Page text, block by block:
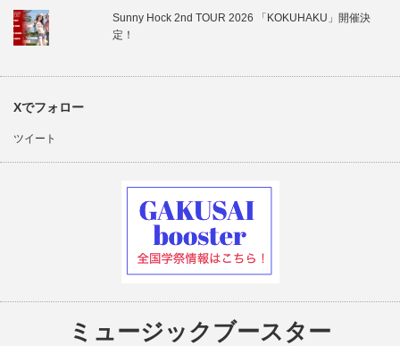
Sunny Hock 2nd TOUR 2026 「KOKUHAKU」開催決
定！
Xでフォロー
ツイート
ミュージックブースター